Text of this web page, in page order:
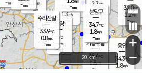
34.3℃
1.3m/s
- mm
용인
34.3℃
1.8m/s
32.0℃
1.2m/s
-mm
의왕
- ℃
-m/s
-mm
1.1 m/s
-mm
-mm -mm 2.7m/s
-mm
-mm
기흥구갈
35.4℃
1.8m/s
-
수리산길
33.9℃
0.8m/s
-mm
분당구
34.7℃
1.8m/s
-mm
+
−
20 km